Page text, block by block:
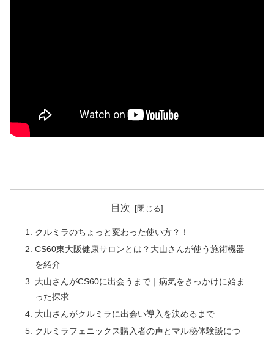
目次
クルミラのちょっと変わった使い方？！
CS60東大阪健康サロンとは？大山さんが使う施術機器
を紹介
大山さんがCS60に出会うまで｜病気をきっかけに始ま
った探求
大山さんがクルミラに出会い導入を決めるまで
クルミラフェニックス購入者の声とマル秘体験談につ